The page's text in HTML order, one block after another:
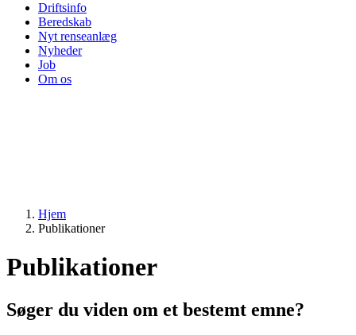
Driftsinfo
Beredskab
Nyt renseanlæg
Nyheder
Job
Om os
Hjem
Publikationer
Publikationer
Søger du viden om et bestemt emne?